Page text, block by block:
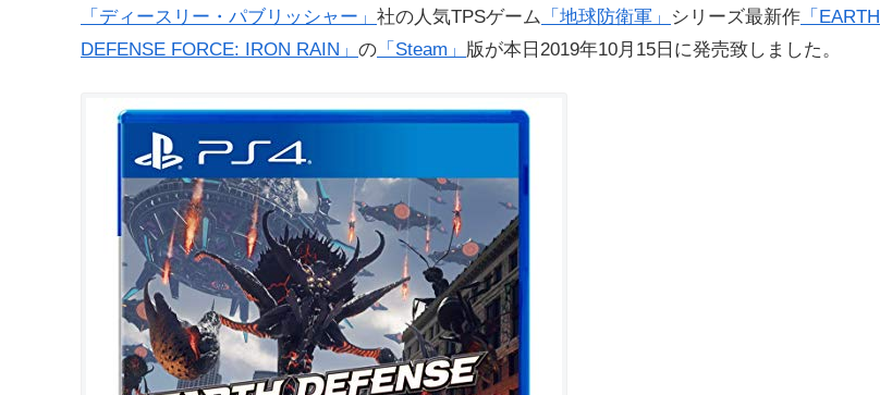
「ディースリー・パブリッシャー」 社の人気TPSゲーム 「地球防衛軍」 シリーズ最新作 「EARTH
DEFENSE FORCE: IRON RAIN」 の 「Steam」 版が本日2019年10月15日に発売致しました。